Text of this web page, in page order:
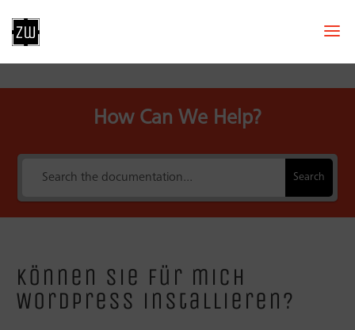
How Can We Help?
Search
Können Sie für mich
WordPress installieren?